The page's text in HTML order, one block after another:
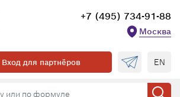
+7 (495) 734-91-88
Москва
Вход для партнёров EN